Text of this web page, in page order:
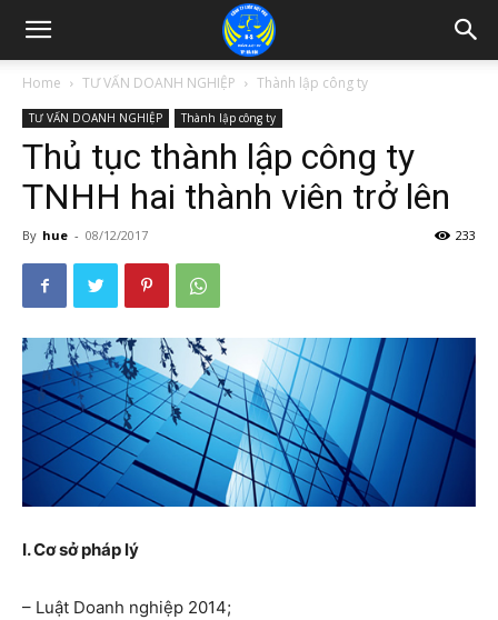
Home TƯ VẤN DOANH NGHIỆP Thành lập công ty
TƯ VẤN DOANH NGHIỆP Thành lập công ty
Thủ tục thành lập công ty
TNHH hai thành viên trở lên
By hue - 08/12/2017 233
I. Cơ sở pháp lý
– Luật Doanh nghiệp 2014;